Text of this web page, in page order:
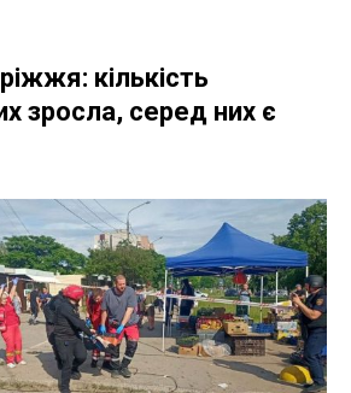
кількість
зросла, серед них є